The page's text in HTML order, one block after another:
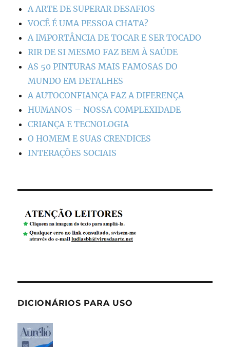
A ARTE DE SUPERAR DESAFIOS
VOCÊ É UMA PESSOA CHATA?
A IMPORTÂNCIA DE TOCAR E SER TOCADO
RIR DE SI MESMO FAZ BEM À SAÚDE
AS 50 PINTURAS MAIS FAMOSAS DO
MUNDO EM DETALHES
A AUTOCONFIANÇA FAZ A DIFERENÇA
HUMANOS – NOSSA COMPLEXIDADE
CRIANÇA E TECNOLOGIA
O HOMEM E SUAS CRENDICES
INTERAÇÕES SOCIAIS
DICIONÁRIOS PARA USO